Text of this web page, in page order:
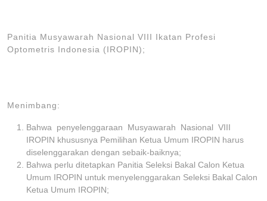
Panitia Musyawarah Nasional VIII Ikatan Profesi
Optometris Indonesia (IROPIN);
Menimbang:
Bahwa penyelenggaraan Musyawarah Nasional VIII
IROPIN khususnya Pemilihan Ketua Umum IROPIN harus
diselenggarakan dengan sebaik-baiknya;
Bahwa perlu ditetapkan Panitia Seleksi Bakal Calon Ketua
Umum IROPIN untuk menyelenggarakan Seleksi Bakal Calon
Ketua Umum IROPIN;